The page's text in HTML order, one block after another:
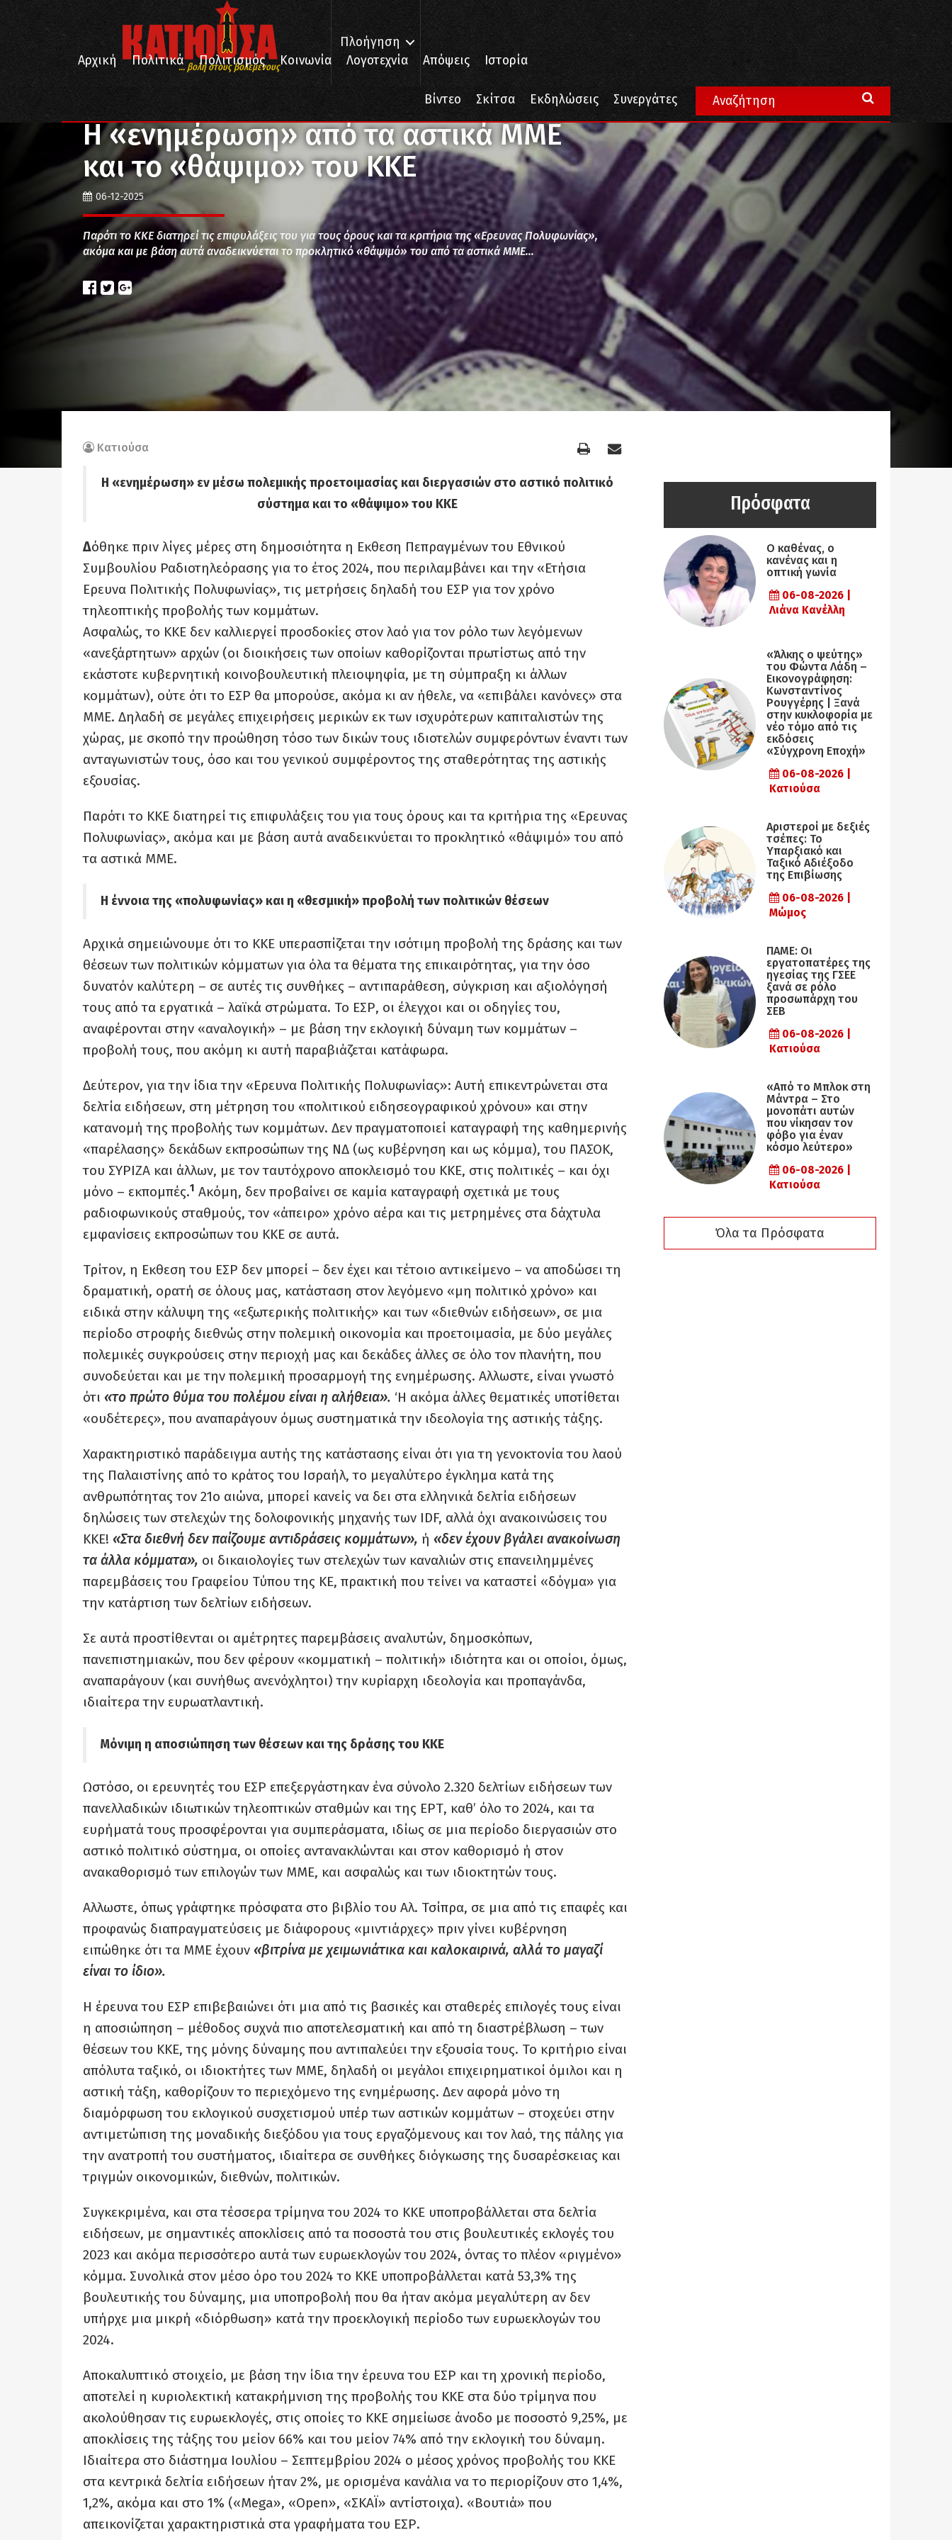
... βολή στους βολεμένους
Πλοήγηση
Αρχική
Πολιτικά Πολιτισμός Κοινωνία Λογοτεχνία Απόψεις Ιστορία
Βίντεο Σκίτσα Εκδηλώσεις Συνεργάτες
Πολιτισμός Η «ενημέρωση» από τα αστικά ΜΜΕ και το «θάψιμο» του ΚΚΕ
Η «ενημέρωση» από τα αστικά ΜΜΕ
και το «θάψιμο» του ΚΚΕ
06-12-2025
Παρότι το ΚΚΕ διατηρεί τις επιφυλάξεις του για τους όρους και τα κριτήρια της «Ερευνας Πολυφωνίας»,
ακόμα και με βάση αυτά αναδεικνύεται το προκλητικό «θάψιμό» του από τα αστικά ΜΜΕ…
Κατιούσα
Η «ενημέρωση» εν μέσω πολεμικής προετοιμασίας και διεργασιών στο αστικό πολιτικό
σύστημα και το «θάψιμο» του ΚΚΕ
Δόθηκε πριν λίγες μέρες στη δημοσιότητα η Εκθεση Πεπραγμένων του Εθνικού
Συμβουλίου Ραδιοτηλεόρασης για το έτος 2024, που περιλαμβάνει και την «Ετήσια
Ερευνα Πολιτικής Πολυφωνίας», τις μετρήσεις δηλαδή του ΕΣΡ για τον χρόνο
τηλεοπτικής προβολής των κομμάτων.
Ασφαλώς, το ΚΚΕ δεν καλλιεργεί προσδοκίες στον λαό για τον ρόλο των λεγόμενων
«ανεξάρτητων» αρχών (οι διοικήσεις των οποίων καθορίζονται πρωτίστως από την
εκάστοτε κυβερνητική κοινοβουλευτική πλειοψηφία, με τη σύμπραξη κι άλλων
κομμάτων), ούτε ότι το ΕΣΡ θα μπορούσε, ακόμα κι αν ήθελε, να «επιβάλει κανόνες» στα
ΜΜΕ. Δηλαδή σε μεγάλες επιχειρήσεις μερικών εκ των ισχυρότερων καπιταλιστών της
χώρας, με σκοπό την προώθηση τόσο των δικών τους ιδιοτελών συμφερόντων έναντι των
ανταγωνιστών τους, όσο και του γενικού συμφέροντος της σταθερότητας της αστικής
εξουσίας.
Παρότι το ΚΚΕ διατηρεί τις επιφυλάξεις του για τους όρους και τα κριτήρια της «Ερευνας
Πολυφωνίας», ακόμα και με βάση αυτά αναδεικνύεται το προκλητικό «θάψιμό» του από
τα αστικά ΜΜΕ.
Η έννοια της «πολυφωνίας» και η «θεσμική» προβολή των πολιτικών θέσεων
Αρχικά σημειώνουμε ότι το ΚΚΕ υπερασπίζεται την ισότιμη προβολή της δράσης και των
θέσεων των πολιτικών κόμματων για όλα τα θέματα της επικαιρότητας, για την όσο
δυνατόν καλύτερη – σε αυτές τις συνθήκες – αντιπαράθεση, σύγκριση και αξιολόγησή
τους από τα εργατικά – λαϊκά στρώματα. Το ΕΣΡ, οι έλεγχοι και οι οδηγίες του,
αναφέρονται στην «αναλογική» – με βάση την εκλογική δύναμη των κομμάτων –
προβολή τους, που ακόμη κι αυτή παραβιάζεται κατάφωρα.
Δεύτερον, για την ίδια την «Ερευνα Πολιτικής Πολυφωνίας»: Αυτή επικεντρώνεται στα
δελτία ειδήσεων, στη μέτρηση του «πολιτικού ειδησεογραφικού χρόνου» και στην
κατανομή της προβολής των κομμάτων. Δεν πραγματοποιεί καταγραφή της καθημερινής
«παρέλασης» δεκάδων εκπροσώπων της ΝΔ (ως κυβέρνηση και ως κόμμα), του ΠΑΣΟΚ,
του ΣΥΡΙΖΑ και άλλων, με τον ταυτόχρονο αποκλεισμό του ΚΚΕ, στις πολιτικές – και όχι
μόνο – εκπομπές.1 Ακόμη, δεν προβαίνει σε καμία καταγραφή σχετικά με τους
ραδιοφωνικούς σταθμούς, τον «άπειρο» χρόνο αέρα και τις μετρημένες στα δάχτυλα
εμφανίσεις εκπροσώπων του ΚΚΕ σε αυτά.
Τρίτον, η Εκθεση του ΕΣΡ δεν μπορεί – δεν έχει και τέτοιο αντικείμενο – να αποδώσει τη
δραματική, ορατή σε όλους μας, κατάσταση στον λεγόμενο «μη πολιτικό χρόνο» και
ειδικά στην κάλυψη της «εξωτερικής πολιτικής» και των «διεθνών ειδήσεων», σε μια
περίοδο στροφής διεθνώς στην πολεμική οικονομία και προετοιμασία, με δύο μεγάλες
πολεμικές συγκρούσεις στην περιοχή μας και δεκάδες άλλες σε όλο τον πλανήτη, που
συνοδεύεται και με την πολεμική προσαρμογή της ενημέρωσης. Αλλωστε, είναι γνωστό
ότι «το πρώτο θύμα του πολέμου είναι η αλήθεια». ‘Η ακόμα άλλες θεματικές υποτίθεται
«ουδέτερες», που αναπαράγουν όμως συστηματικά την ιδεολογία της αστικής τάξης.
Χαρακτηριστικό παράδειγμα αυτής της κατάστασης είναι ότι για τη γενοκτονία του λαού
της Παλαιστίνης από το κράτος του Ισραήλ, το μεγαλύτερο έγκλημα κατά της
ανθρωπότητας τον 21ο αιώνα, μπορεί κανείς να δει στα ελληνικά δελτία ειδήσεων
δηλώσεις των στελεχών της δολοφονικής μηχανής των IDF, αλλά όχι ανακοινώσεις του
ΚΚΕ! «Στα διεθνή δεν παίζουμε αντιδράσεις κομμάτων», ή «δεν έχουν βγάλει ανακοίνωση
τα άλλα κόμματα», οι δικαιολογίες των στελεχών των καναλιών στις επανειλημμένες
παρεμβάσεις του Γραφείου Τύπου της ΚΕ, πρακτική που τείνει να καταστεί «δόγμα» για
την κατάρτιση των δελτίων ειδήσεων.
Σε αυτά προστίθενται οι αμέτρητες παρεμβάσεις αναλυτών, δημοσκόπων,
πανεπιστημιακών, που δεν φέρουν «κομματική – πολιτική» ιδιότητα και οι οποίοι, όμως,
αναπαράγουν (και συνήθως ανενόχλητοι) την κυρίαρχη ιδεολογία και προπαγάνδα,
ιδιαίτερα την ευρωατλαντική.
Μόνιμη η αποσιώπηση των θέσεων και της δράσης του ΚΚΕ
Ωστόσο, οι ερευνητές του ΕΣΡ επεξεργάστηκαν ένα σύνολο 2.320 δελτίων ειδήσεων των
πανελλαδικών ιδιωτικών τηλεοπτικών σταθμών και της ΕΡΤ, καθ’ όλο το 2024, και τα
ευρήματά τους προσφέρονται για συμπεράσματα, ιδίως σε μια περίοδο διεργασιών στο
αστικό πολιτικό σύστημα, οι οποίες αντανακλώνται και στον καθορισμό ή στον
ανακαθορισμό των επιλογών των ΜΜΕ, και ασφαλώς και των ιδιοκτητών τους.
Αλλωστε, όπως γράφτηκε πρόσφατα στο βιβλίο του Αλ. Τσίπρα, σε μια από τις επαφές και
προφανώς διαπραγματεύσεις με διάφορους «μιντιάρχες» πριν γίνει κυβέρνηση
ειπώθηκε ότι τα ΜΜΕ έχουν «βιτρίνα με χειμωνιάτικα και καλοκαιρινά, αλλά το μαγαζί
είναι το ίδιο».
Η έρευνα του ΕΣΡ επιβεβαιώνει ότι μια από τις βασικές και σταθερές επιλογές τους είναι
η αποσιώπηση – μέθοδος συχνά πιο αποτελεσματική και από τη διαστρέβλωση – των
θέσεων του ΚΚΕ, της μόνης δύναμης που αντιπαλεύει την εξουσία τους. Το κριτήριο είναι
απόλυτα ταξικό, οι ιδιοκτήτες των ΜΜΕ, δηλαδή οι μεγάλοι επιχειρηματικοί όμιλοι και η
αστική τάξη, καθορίζουν το περιεχόμενο της ενημέρωσης. Δεν αφορά μόνο τη
διαμόρφωση του εκλογικού συσχετισμού υπέρ των αστικών κομμάτων – στοχεύει στην
αντιμετώπιση της μοναδικής διεξόδου για τους εργαζόμενους και τον λαό, της πάλης για
την ανατροπή του συστήματος, ιδιαίτερα σε συνθήκες διόγκωσης της δυσαρέσκειας και
τριγμών οικονομικών, διεθνών, πολιτικών.
Συγκεκριμένα, και στα τέσσερα τρίμηνα του 2024 το ΚΚΕ υποπροβάλλεται στα δελτία
ειδήσεων, με σημαντικές αποκλίσεις από τα ποσοστά του στις βουλευτικές εκλογές του
2023 και ακόμα περισσότερο αυτά των ευρωεκλογών του 2024, όντας το πλέον «ριγμένο»
κόμμα. Συνολικά στον μέσο όρο του 2024 το ΚΚΕ υποπροβάλλεται κατά 53,3% της
βουλευτικής του δύναμης, μια υποπροβολή που θα ήταν ακόμα μεγαλύτερη αν δεν
υπήρχε μια μικρή «διόρθωση» κατά την προεκλογική περίοδο των ευρωεκλογών του
2024.
Αποκαλυπτικό στοιχείο, με βάση την ίδια την έρευνα του ΕΣΡ και τη χρονική περίοδο,
αποτελεί η κυριολεκτική κατακρήμνιση της προβολής του ΚΚΕ στα δύο τρίμηνα που
ακολούθησαν τις ευρωεκλογές, στις οποίες το ΚΚΕ σημείωσε άνοδο με ποσοστό 9,25%, με
αποκλίσεις της τάξης του μείον 66% και του μείον 74% από την εκλογική του δύναμη.
Ιδιαίτερα στο διάστημα Ιουλίου – Σεπτεμβρίου 2024 ο μέσος χρόνος προβολής του ΚΚΕ
στα κεντρικά δελτία ειδήσεων ήταν 2%, με ορισμένα κανάλια να το περιορίζουν στο 1,4%,
1,2%, ακόμα και στο 1% («Mega», «Open», «ΣΚΑΪ» αντίστοιχα). «Βουτιά» που
απεικονίζεται χαρακτηριστικά στα γραφήματα του ΕΣΡ.
Πρόσφατα
Ο καθένας, ο
κανένας και η
οπτική γωνία
06-08-2026 |
Λιάνα Κανέλλη
«Άλκης ο ψεύτης»
του Φώντα Λάδη –
Εικονογράφηση:
Κωνσταντίνος
Ρουγγέρης | Ξανά
στην κυκλοφορία με
νέο τόμο από τις
εκδόσεις
«Σύγχρονη Εποχή»
06-08-2026 |
Κατιούσα
Αριστεροί με δεξιές
τσέπες: Το
Υπαρξιακό και
Ταξικό Αδιέξοδο
της Επιβίωσης
06-08-2026 |
Μώμος
ΠΑΜΕ: Οι
εργατοπατέρες της
ηγεσίας της ΓΣΕΕ
ξανά σε ρόλο
προσωπάρχη του
ΣΕΒ
06-08-2026 |
Κατιούσα
«Από το Μπλοκ στη
Μάντρα – Στο
μονοπάτι αυτών
που νίκησαν τον
φόβο για έναν
κόσμο λεύτερο»
06-08-2026 |
Κατιούσα
Όλα τα Πρόσφατα